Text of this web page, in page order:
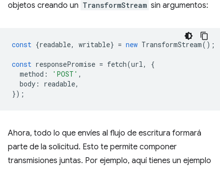
objetos creando un TransformStream sin argumentos:
const {readable, writable} = new TransformStream();
const responsePromise = fetch(url,
{
method : 'POST' ,
body : readable,
});
Ahora, todo lo que envíes al flujo de escritura formará
parte de la solicitud. Esto te permite componer
transmisiones juntas. Por ejemplo, aquí tienes un ejemplo